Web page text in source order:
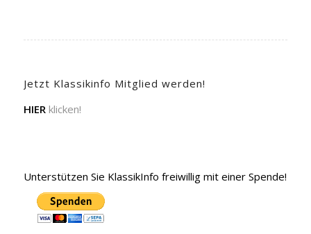
Jetzt Klassikinfo Mitglied werden!
HIER klicken!
Unterstützen Sie KlassikInfo freiwillig mit einer Spende!